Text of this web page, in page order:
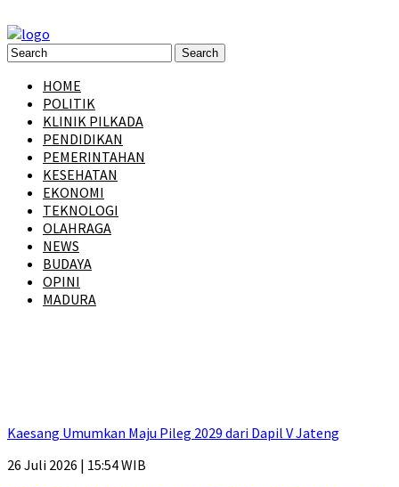
HOME
POLITIK
KLINIK PILKADA
PENDIDIKAN
PEMERINTAHAN
KESEHATAN
EKONOMI
TEKNOLOGI
OLAHRAGA
NEWS
BUDAYA
OPINI
MADURA
Kaesang Umumkan Maju Pileg 2029 dari Dapil V Jateng
26 Juli 2026 | 15:54 WIB